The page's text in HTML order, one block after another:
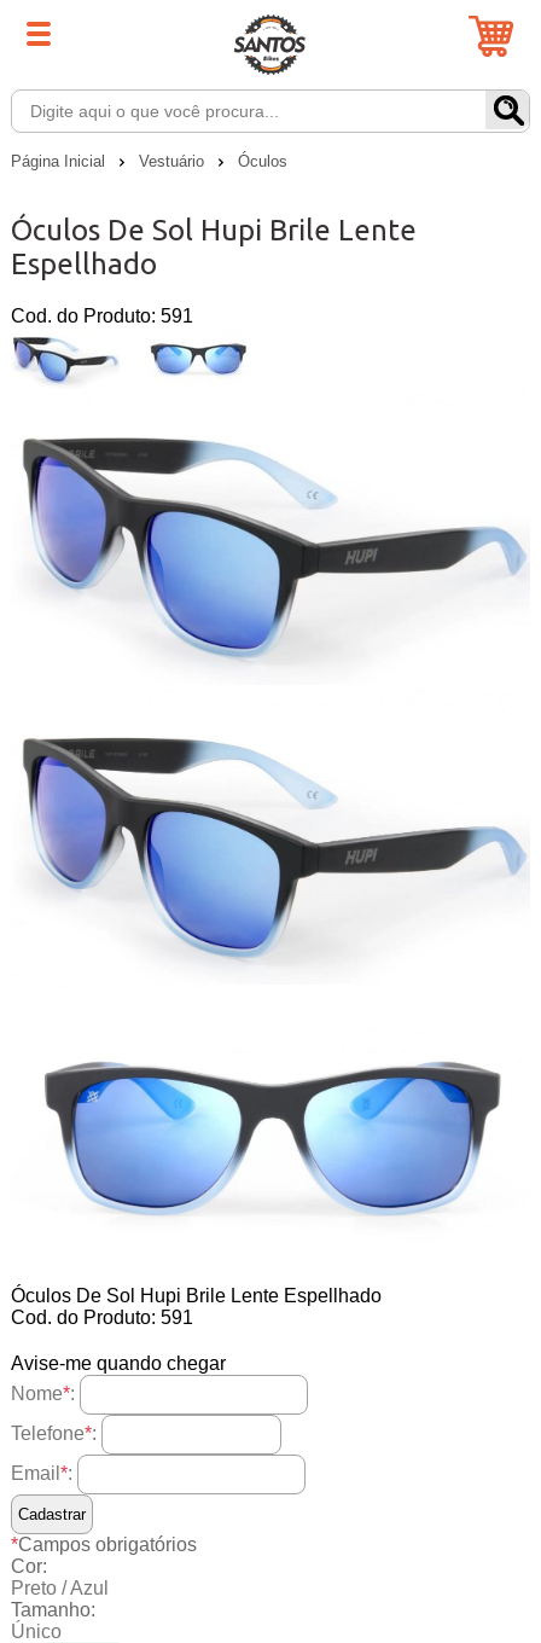
Página Inicial Vestuário Óculos
Óculos De Sol Hupi Brile Lente
Espellhado
Cod. do Produto: 591
Óculos De Sol Hupi Brile Lente Espellhado
Cod. do Produto: 591
Avise-me quando chegar
Nome*:
Telefone*:
Email *:
*Campos obrigatórios
Cor:
Preto / Azul
Tamanho:
Único